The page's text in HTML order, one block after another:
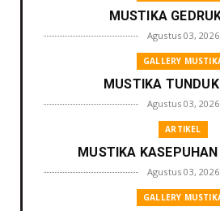
MUSTIKA
Agustus 03, 2026
GALLERY
MUSTIKA
Agustus 03, 2026
ARTIKEL
MUSTIKA
Agustus 03, 2026
GALLERY